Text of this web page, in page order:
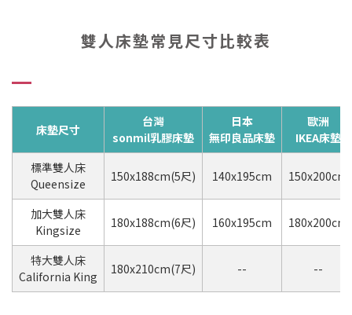
雙人床墊常見尺寸比較表
床墊尺寸
台灣
sonmil乳膠床墊
日本
無印良品床墊
歐洲
IKEA床墊
標準雙人床
Queensize
150x188cm(5尺) 140x195cm 150x200cm
加大雙人床
Kingsize
180x188cm(6尺) 160x195cm 180x200cm
特大雙人床
California King
180x210cm(7尺) -- --